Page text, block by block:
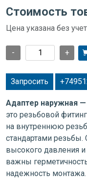
Стоимость
Цена указана без
- +
Запросить
Адаптер наружная —
это резьбовой
на внутреннюю
стандартами резьбы.
высокого давления и
важны
надежность